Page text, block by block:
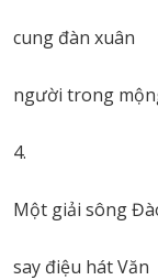
cung đàn xuân
người trong
4.
Một giải sông
say điệu hát Văn